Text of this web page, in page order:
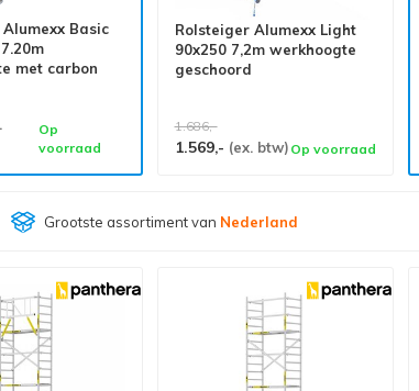
Basic
met carbon
Op
voorraad
Rolsteiger Alumexx Light
90x250 7,2m werkhoogte
geschoord
1.686,-
1.569,- (ex. btw) Op voorraad
Grootste assortiment van Nederland